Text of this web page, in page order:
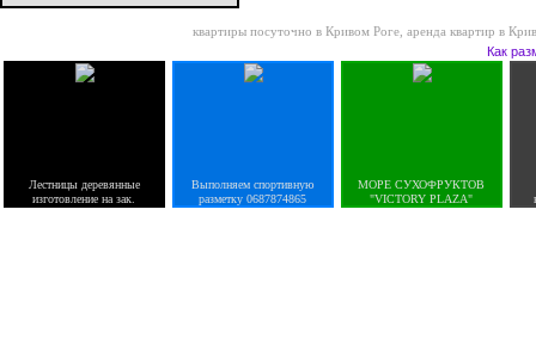
квартиры посуточно в Кривом Роге аренда квартир в
Как
Лестницы деревянные
изготовление на зак.
Выполняем спортивную
разметку 0687874865
МОРЕ СУХОФРУКТОВ
"VICTORY PLAZA"